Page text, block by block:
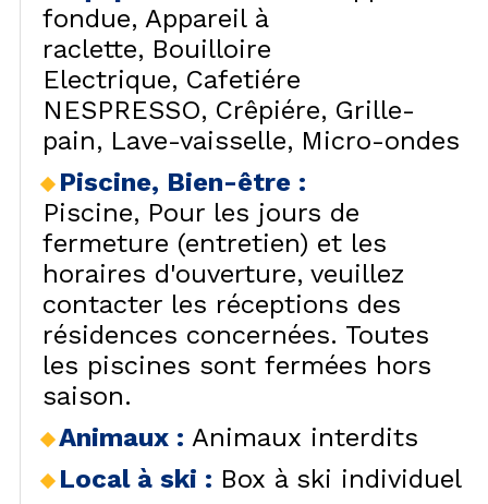
fondue Appareil à
raclette
Bouilloire
Electrique Cafetiére
NESPRESSO Crêpiére Grille-
pain
Lave-vaisselle
Micro-ondes
Piscine, Bien-être :
Piscine
Pour les jours de
fermeture (entretien) et les
horaires d'ouverture, veuillez
contacter les réceptions des
résidences concernées. Toutes
les piscines sont fermées hors
saison.
Animaux : Animaux interdits
Local à ski : Box à ski individuel